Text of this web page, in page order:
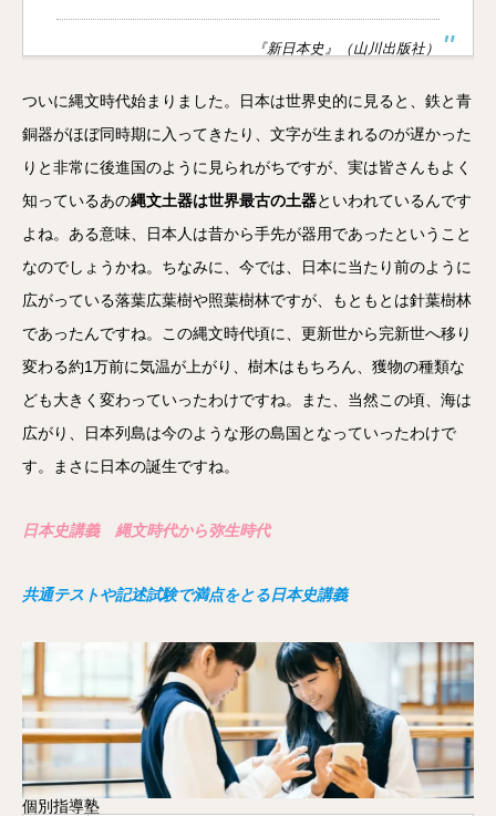
『新日本史』（山川出版社）
ついに縄文時代始まりました。日本は世界史的に見ると、鉄と青
銅器がほぼ同時期に入ってきたり、文字が生まれるのが遅かった
りと非常に後進国のように見られがちですが、実は皆さんもよく
知っているあの縄文土器は世界最古の土器といわれているんです
よね。ある意味、日本人は昔から手先が器用であったということ
なのでしょうかね。ちなみに、今では、日本に当たり前のように
広がっている落葉広葉樹や照葉樹林ですが、もともとは針葉樹林
であったんですね。この縄文時代頃に、更新世から完新世へ移り
変わる約1万前に気温が上がり、樹木はもちろん、獲物の種類な
ども大きく変わっていったわけですね。また、当然この頃、海は
広がり、日本列島は今のような形の島国となっていったわけで
す。まさに日本の誕生ですね。
日本史講義 縄文時代から弥生時代
共通テストや記述試験で満点をとる日本史講義
個別指導塾